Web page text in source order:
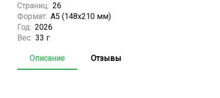
Страниц: 26
Формат: А5 (148x210 мм)
Год: 2026
Вес: 33 г
Описание Отзывы